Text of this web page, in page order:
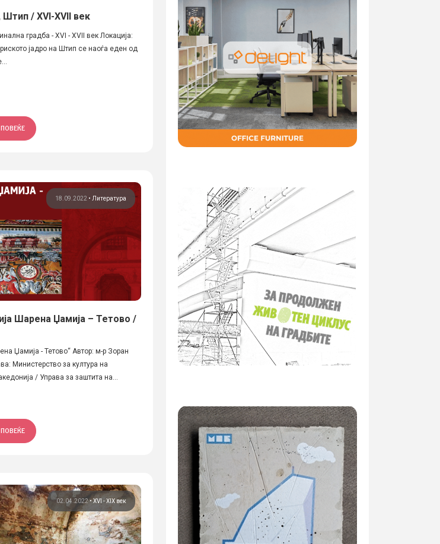
Штип / XVI-XVII век
градба - XVI - XVII век Локација:
јадро на Штип се наоѓа еден од
18.09.2022 • Литература
Шарена Џамија – Тетово /
Џамија - Тетово“ Автор: м-р Зоран
Министерство за култура на
/ Управа за заштита на...
02.04.2022•XVI - XIX век